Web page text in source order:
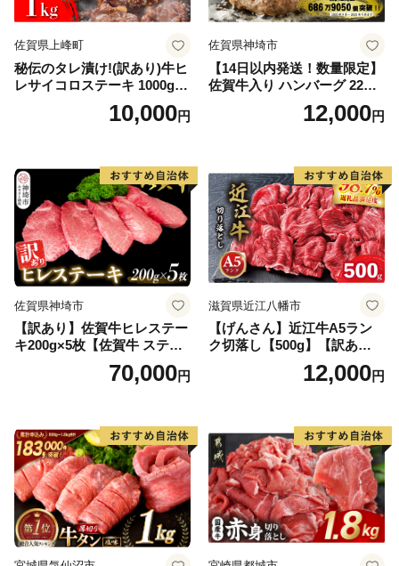
佐賀県上峰町
秘伝のタレ漬け!(訳あり)牛ヒ
レサイコロステーキ 1000g
10,000円
佐賀県神埼市
【14日以内発送！数量限定】
佐賀牛入り ハンバーグ 22個
2.6kg(120g×22個)【佐賀牛
黒毛和牛 ブランド牛 九州 ハ
気】(H083106)
12,000円
佐賀県神埼市
【訳あり】佐賀牛ヒレステー
キ200g×5枚【佐賀牛 ステー
キ ブランド肉 ヒレ肉 フィレ
肉 ジューシー ヘルシー】(H0
70,000円
滋賀県近江八幡市
【げんさん】近江牛A5ラン
ク切落し【500g】【訳あり】
12,000円